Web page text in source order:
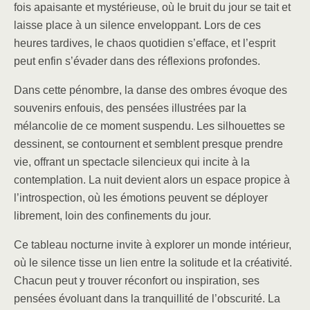
fois apaisante et mystérieuse, où le bruit du jour se tait et
laisse place à un silence enveloppant. Lors de ces
heures tardives, le chaos quotidien s’efface, et l’esprit
peut enfin s’évader dans des réflexions profondes.
Dans cette pénombre, la danse des ombres évoque des
souvenirs enfouis, des pensées illustrées par la
mélancolie de ce moment suspendu. Les silhouettes se
dessinent, se contournent et semblent presque prendre
vie, offrant un spectacle silencieux qui incite à la
contemplation. La nuit devient alors un espace propice à
l’introspection, où les émotions peuvent se déployer
librement, loin des confinements du jour.
Ce tableau nocturne invite à explorer un monde intérieur,
où le silence tisse un lien entre la solitude et la créativité.
Chacun peut y trouver réconfort ou inspiration, ses
pensées évoluant dans la tranquillité de l’obscurité. La